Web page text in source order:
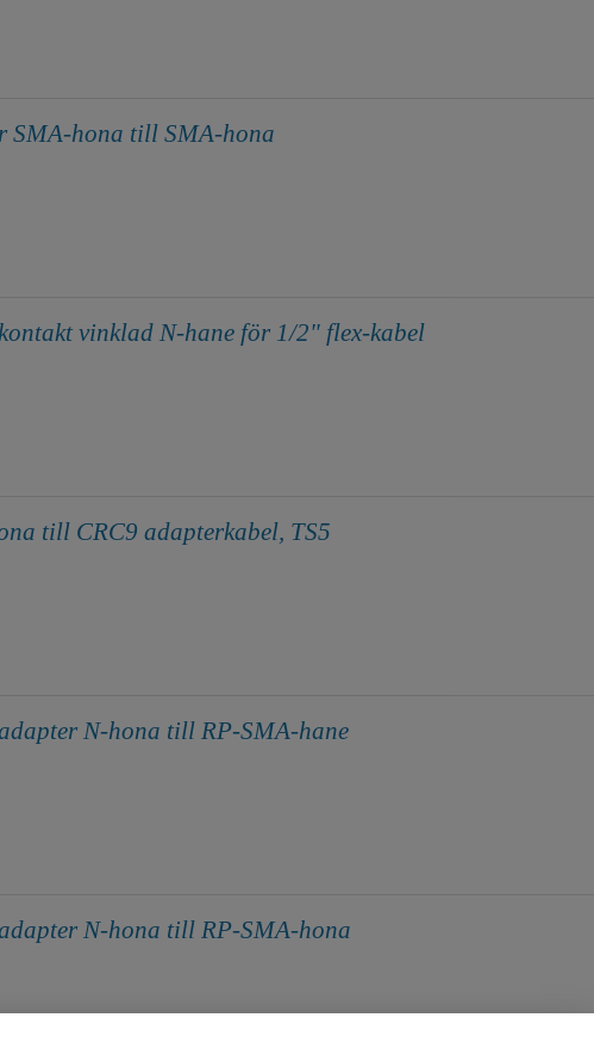
SMA-hona till SMA-hona
vinklad N-hane för 1/2" flex-kabel
till CRC9 adapterkabel, TS5
N-hona till RP-SMA-hane
N-hona till RP-SMA-hona